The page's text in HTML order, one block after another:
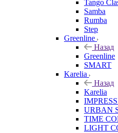
Tango
Samba
Rumba
Step
Greenline
Назад
Greenline
SMART
Karelia
Назад
Karelia
URBAN
TIME
LIGHT